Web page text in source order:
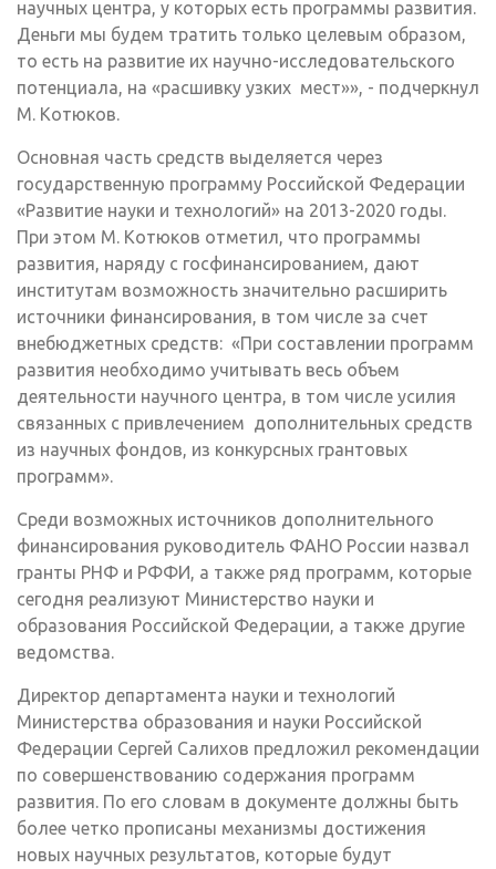
научных центра, у которых есть программы развития.
Деньги мы будем тратить только целевым образом,
то есть на развитие их научно-исследовательского
потенциала, на «расшивку узких мест»», - подчеркнул
М. Котюков.
Основная часть средств выделяется через
государственную программу Российской Федерации
«Развитие науки и технологий» на 2013-2020 годы.
При этом М. Котюков отметил, что программы
развития, наряду с госфинансированием, дают
институтам возможность значительно расширить
источники финансирования, в том числе за счет
внебюджетных средств: «При составлении программ
развития необходимо учитывать весь объем
деятельности научного центра, в том числе усилия
связанных с привлечением дополнительных средств
из научных фондов, из конкурсных грантовых
программ».
Среди возможных источников дополнительного
финансирования руководитель ФАНО России назвал
гранты РНФ и РФФИ, а также ряд программ, которые
сегодня реализуют Министерство науки и
образования Российской Федерации, а также другие
ведомства.
Директор департамента науки и технологий
Министерства образования и науки Российской
Федерации Сергей Салихов предложил рекомендации
по совершенствованию содержания программ
развития. По его словам в документе должны быть
более четко прописаны механизмы достижения
новых научных результатов, которые будут